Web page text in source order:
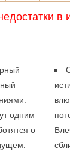
в
одним
о